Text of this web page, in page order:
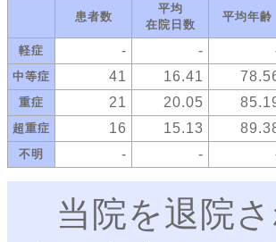
患者数
平均
在院日数
平均年齢
軽症 ‐ ‐
中等症 41 16.41
重症 21 20.05
超重症 16 15.13
不明 ‐ ‐
当院を退院さ